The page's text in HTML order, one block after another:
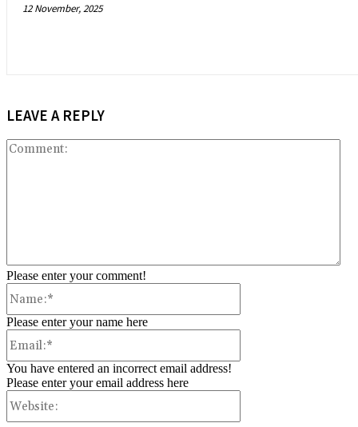
12 November, 2025
LEAVE A REPLY
Please enter your comment!
Please enter your name here
You have entered an incorrect email address!
Please enter your email address here